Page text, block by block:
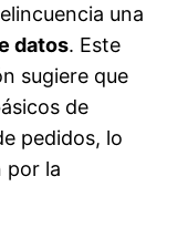
una
datos. Este
sugiere que
de
pedidos, lo
por la